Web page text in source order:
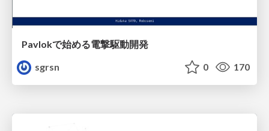
Pavlokで始める電撃駆動開発
sgrsn
0 170